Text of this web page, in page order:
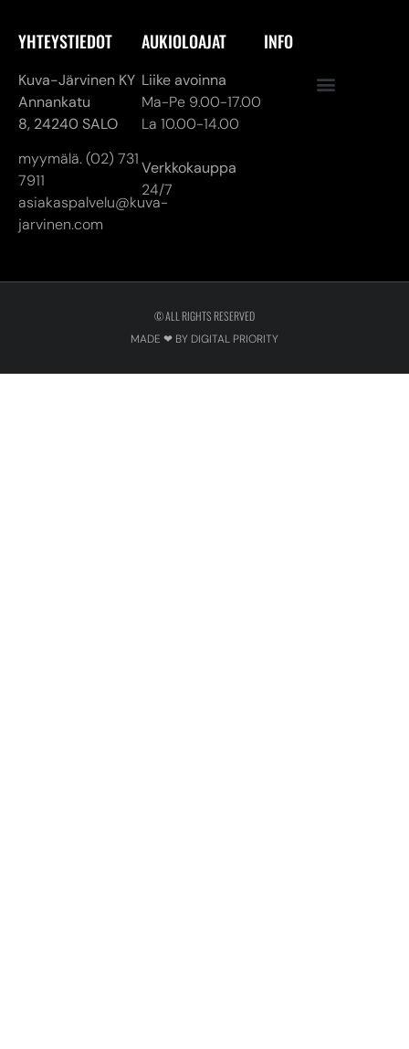
YHTEYSTIEDOT
Kuva-Järvinen KY
Annankatu
8, 24240 SALO
myymälä. (02) 731
7911
asiakaspalvelu@kuva-
jarvinen.com
AUKIOLOAJAT
Liike avoinna
Ma-Pe 9.00-17.00
La 10.00-14.00
Verkkokauppa
24/7
INFO
© ALL RIGHTS RESERVED
MADE ❤ BY DIGITAL PRIORITY